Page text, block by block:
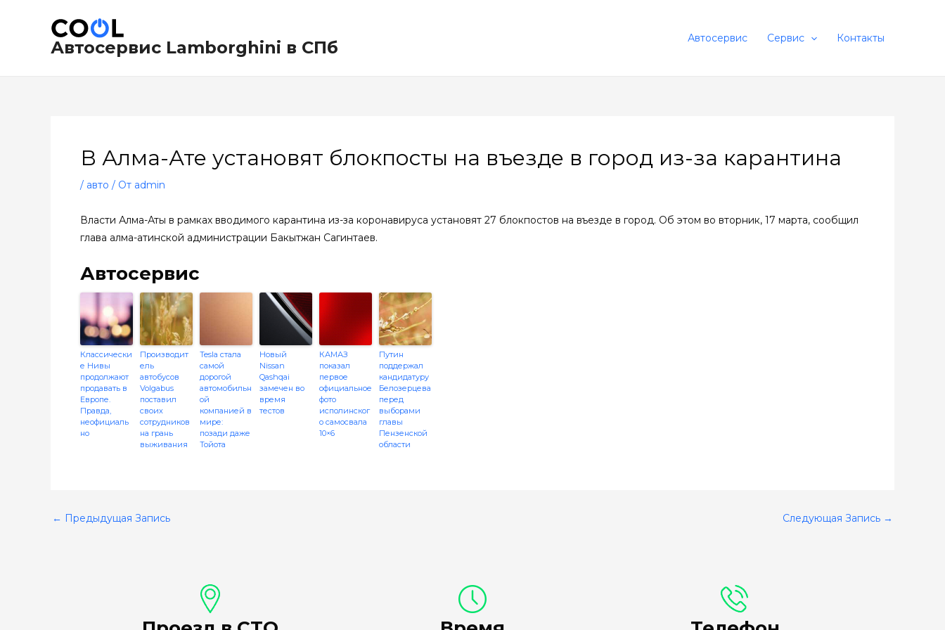
содержимомуАвтосервис Lamborghini в СПб Автосервис Сервис Контакты
В Алма-Ате установят блокпосты на въезде в город из-за карантина
/ авто / От admin
Власти Алма-Аты в рамках вводимого карантина из-за коронавируса установят 27 блокпостов на въезде в город. Об этом во вторник, 17 марта, сообщил
глава алма-атинской администрации Бакытжан Сагинтаев.
Автосервис
Классически
е Нивы
продолжают
продавать в
Европе.
Правда,
неофициаль
но
Производит
ель
автобусов
Volgabus
поставил
своих
сотрудников
на грань
выживания
Tesla стала
самой
дорогой
автомобильн
ой
компанией в
мире:
позади даже
Тойота
Новый
Nissan
Qashqai
замечен во
время
тестов
КАМАЗ
показал
первое
официальное
фото
исполинског
о самосвала
10×6
Путин
поддержал
кандидатуру
Белозерцева
перед
выборами
главы
Пензенской
области
по
записям
← Предыдущая Запись Следующая Запись →